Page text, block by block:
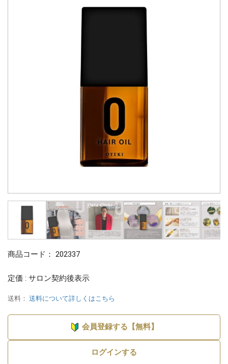
商品コード： 202337
定価 : サロン契約後表示
送料： 送料について詳しくはこちら
会員登録する【無料】
ログインする